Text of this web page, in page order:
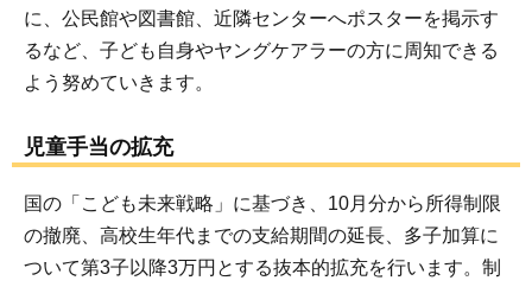
に、公民館や図書館、近隣センターへポスターを掲示す
るなど、子ども自身やヤングケアラーの方に周知できる
よう努めていきます。
児童手当の拡充
国の「こども未来戦略」に基づき、10月分から所得制限
の撤廃、高校生年代までの支給期間の延長、多子加算に
ついて第3子以降3万円とする抜本的拡充を行います。制